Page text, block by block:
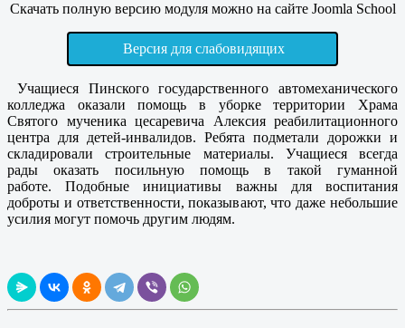
Скачать полную версию модуля можно на сайте Joomla School
Версия для слабовидящих
Учащиеся Пинского государственного автомеханического
колледжа оказали помощь в уборке территории Храма
Святого мученика цесаревича Алексия реабилитационного
центра для детей-инвалидов. Ребята подметали дорожки и
складировали строительные материалы. Учащиеся всегда
рады оказать посильную помощь в такой гуманной
работе. Подобные инициативы важны для воспитания
доброты и ответственности, показывают, что даже небольшие
усилия могут помочь другим людям.